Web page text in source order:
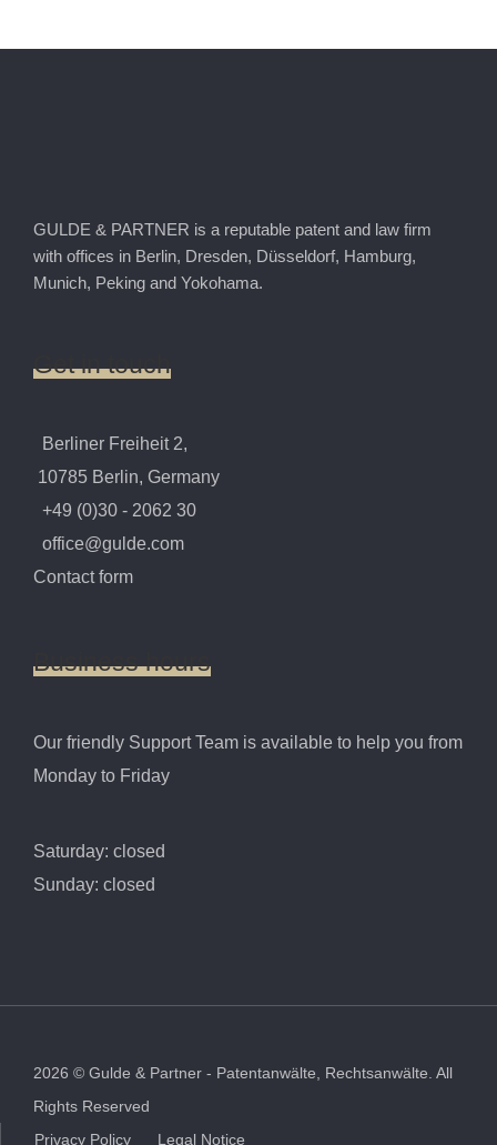
GULDE & PARTNER is a reputable patent and law firm
with offices in Berlin, Dresden, Düsseldorf, Hamburg,
Munich, Peking and Yokohama.
Get in touch
Berliner Freiheit 2,
10785 Berlin, Germany
+49 (0)30 - 2062 30
office@gulde.com
Contact form
Business hours
Our friendly Support Team is available to help you from
Monday to Friday
Saturday: closed
Sunday: closed
2026 © Gulde & Partner - Patentanwälte, Rechtsanwälte. All
Rights Reserved
Privacy Policy
Legal Notice